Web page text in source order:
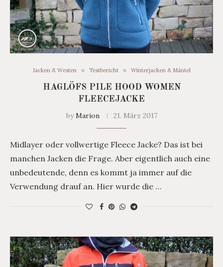
Jacken & Westen Testbericht Winterjacken & Mäntel
HAGLÖFS PILE HOOD WOMEN
FLEECEJACKE
byMarion 21. März 2017
Midlayer oder vollwertige Fleece Jacke? Das ist bei
manchen Jacken die Frage. Aber eigentlich auch eine
unbedeutende, denn es kommt ja immer auf die
Verwendung drauf an. Hier wurde die …